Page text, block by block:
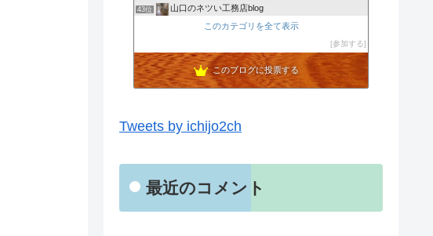
43位 山口のネツい工務店blog
東京から地方都市へＵターン【はじめての家づくりメモ】
20代で婚活から結婚 マイホーム計画中の奈々のブログ
このカテゴリを全て表示
参加する
このブログに投票する
Tweets by ichijo2ch
最近のコメント